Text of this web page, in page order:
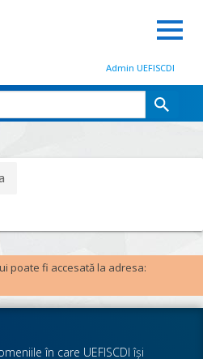
Admin UEFISCDI
poate fi accesată la adresa:
în care UEFISCDI îşi